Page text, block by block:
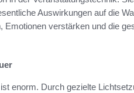
Auswirkungen auf die
verstärken und die
enorm. Durch gezielte